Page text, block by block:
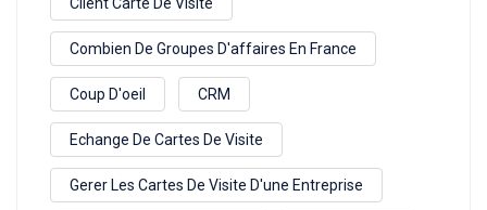
Combien De Groupes D'affaires En France
Coup D'oeil CRM
Echange De Cartes De Visite
Gerer Les Cartes De Visite D'une Entreprise